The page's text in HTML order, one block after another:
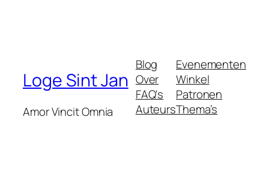
Loge Sint Jan
Amor Vincit Omnia
Blog
Over
FAQ's
Auteurs
Evenementen
Winkel
Patronen
Thema’s